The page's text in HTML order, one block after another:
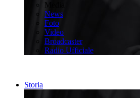
Media
News
Foto
Video
Broadcaster
Radio Ufficiale
Storia